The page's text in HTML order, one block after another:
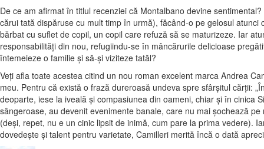
De ce am afirmat în titlul recenziei că Montalbano devine
cărui tată dispăruse cu mult timp în urmă), făcând-o pe gelosul
bărbat cu suflet de copil, un copil care refuză să se maturizeze. Iar
responsabilităţi din nou, refugiindu-se în mâncărurile delicioase
întemeieze o familie şi să-şi viziteze tatăl?
Veţi afla toate acestea citind un nou roman excelent marca Andrea
meu. Pentru că există o frază dureroasă undeva spre sfârşitul cărţii:
deoparte, iese la iveală şi compasiunea din oameni, chiar şi în cinica
sângeroase, au devenit evenimente banale, care nu mai şochează
(deşi, repet, nu e un cinic lipsit de inimă, cum pare la prima vedere).
dovedeşte şi talent pentru varietate, Camilleri merită încă o dată